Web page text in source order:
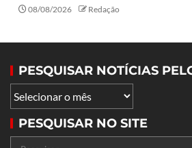
08/08/2026 Redação
PESQUISAR NOTÍCIAS
PESQUISAR NO SITE